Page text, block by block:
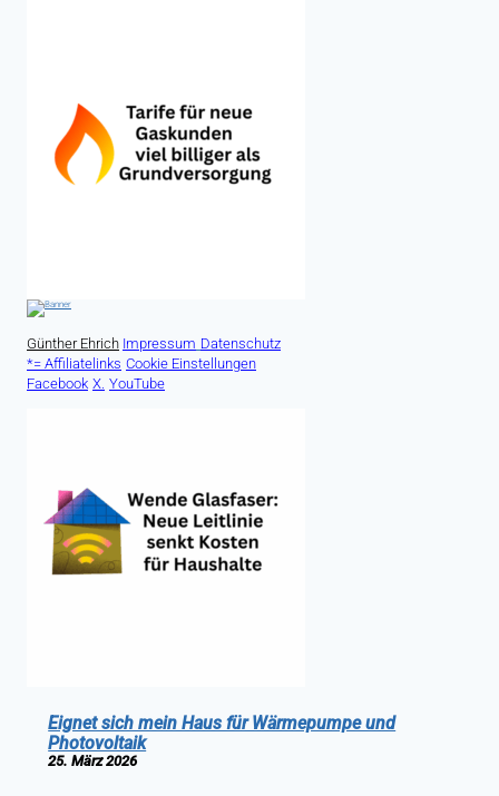
Günther Ehrich Impressum Datenschutz
*= Affiliatelinks Cookie Einstellungen
Facebook X. YouTube
Eignet sich mein Haus für Wärmepumpe und
Photovoltaik
25. März 2026